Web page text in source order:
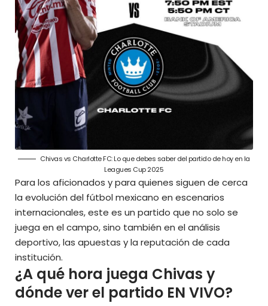
Chivas vs Charlotte FC: Lo que debes saber del partido de hoy en la
Leagues Cup 2025
Para los aficionados y para quienes siguen de cerca
la evolución del fútbol mexicano en escenarios
internacionales, este es un partido que no solo se
juega en el campo, sino también en el análisis
deportivo, las apuestas y la reputación de cada
institución.
¿A qué hora juega Chivas y
dónde ver el partido EN VIVO?